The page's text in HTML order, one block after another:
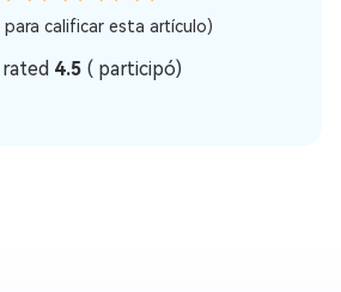
para calificar esta artículo)
4.5 (participó)